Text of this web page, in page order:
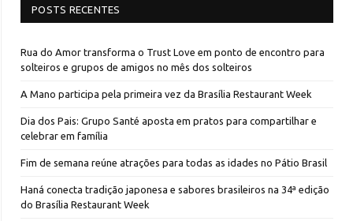
POSTS RECENTES
Rua do Amor transforma o Trust Love em ponto de encontro para
solteiros e grupos de amigos no mês dos solteiros
A Mano participa pela primeira vez da Brasília Restaurant Week
Dia dos Pais: Grupo Santé aposta em pratos para compartilhar e
celebrar em família
Fim de semana reúne atrações para todas as idades no Pátio Brasil
Haná conecta tradição japonesa e sabores brasileiros na 34ª edição
do Brasília Restaurant Week